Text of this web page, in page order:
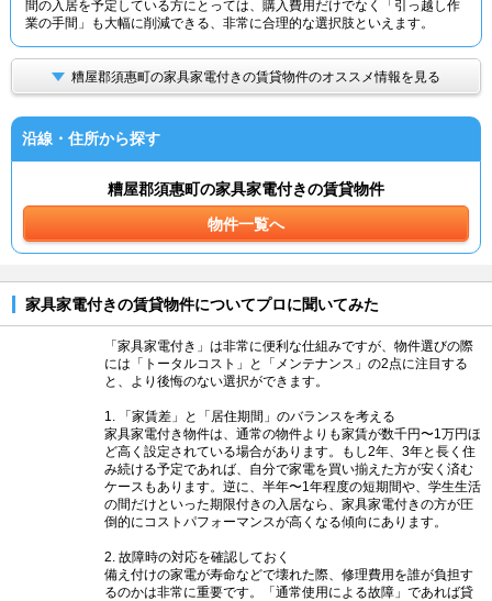
間の入居を予定している方にとっては、購入費用だけでなく「引っ越し作
業の手間」も大幅に削減できる、非常に合理的な選択肢といえます。
糟屋郡須惠町の家具家電付きの賃貸物件のオススメ情報を見る
沿線・住所から探す
糟屋郡須惠町の家具家電付きの賃貸物件
物件一覧へ
家具家電付きの賃貸物件についてプロに聞いてみた
「家具家電付き」は非常に便利な仕組みですが、物件選びの際
には「トータルコスト」と「メンテナンス」の2点に注目する
と、より後悔のない選択ができます。
1. 「家賃差」と「居住期間」のバランスを考える
家具家電付き物件は、通常の物件よりも家賃が数千円〜1万円ほ
ど高く設定されている場合があります。もし2年、3年と長く住
み続ける予定であれば、自分で家電を買い揃えた方が安く済む
ケースもあります。逆に、半年〜1年程度の短期間や、学生生活
の間だけといった期限付きの入居なら、家具家電付きの方が圧
倒的にコストパフォーマンスが高くなる傾向にあります。
2. 故障時の対応を確認しておく
備え付けの家電が寿命などで壊れた際、修理費用を誰が負担す
るのかは非常に重要です。「通常使用による故障」であれば貸